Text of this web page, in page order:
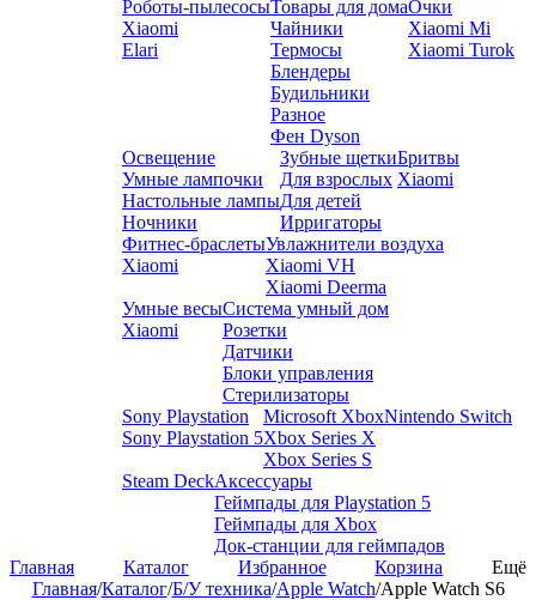
Роботы-пылесосы
Xiaomi
Elari
Товары для дома
Чайники
Термосы
Блендеры
Будильники
Разное
Фен Dyson
Очки
Xiaomi Mi
Xiaomi Turok
Освещение
Умные лампочки
Настольные лампы
Ночники
Зубные щетки
Для взрослых
Для детей
Ирригаторы
Бритвы
Xiaomi
Фитнес-браслеты
Xiaomi
Увлажнители воздуха
Xiaomi VH
Xiaomi Deerma
Умные весы
Xiaomi
Система умный дом
Розетки
Датчики
Блоки управления
Стерилизаторы
Sony Playstation
Sony Playstation 5
Microsoft Xbox
Xbox Series X
Xbox Series S
Nintendo Switch
Steam DeckАксессуары
Геймпады для Playstation 5
Геймпады для Xbox
Док-станции для геймпадов
Главная
Каталог Избранное Корзина
Ещё
Главная/Каталог/Б/У техника/Apple Watch/Apple Watch S6